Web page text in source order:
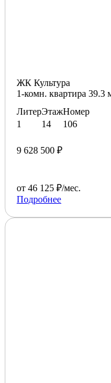
ЖК Культура
1-комн. квартира 39.3
Литер
1
Этаж
14
Номер
106
9 628 500 ₽
от 46 125 ₽/мес.
Подробнее